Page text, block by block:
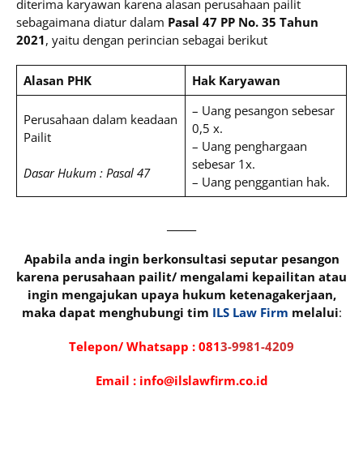
diterima karyawan karena alasan perusahaan pailit
sebagaimana diatur dalam Pasal 47 PP No. 35 Tahun
2021, yaitu dengan perincian sebagai berikut
Alasan PHK Hak Karyawan
Perusahaan dalam keadaan
Pailit
Dasar Hukum : Pasal 47
– Uang pesangon sebesar
0,5 x.
– Uang penghargaan
sebesar 1x.
– Uang penggantian hak.
Apabila anda ingin berkonsultasi seputar pesangon
karena perusahaan pailit/ mengalami kepailitan atau
ingin mengajukan upaya hukum ketenagakerjaan,
maka dapat menghubungi tim ILS Law Firm melalui:
Telepon/ Whatsapp : 0813-9981-4209
Email : info@ilslawfirm.co.id